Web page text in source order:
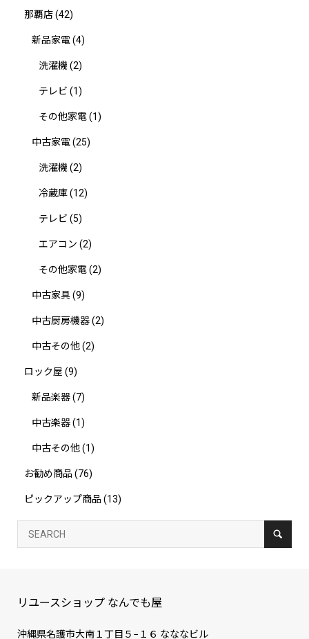
那覇店(42)
新品家電(4)
洗濯機 (2)
テレビ (1)
その他家電(1)
中古家電(25)
洗濯機 (2)
冷蔵庫(12)
テレビ (5)
エアコン (2)
その他家電(2)
中古家具(9)
中古厨房機器(2)
中古その他(2)
ロック屋 (9)
新品楽器(7)
中古楽器(1)
中古その他(1)
お勧め商品 (76)
ピックアップ商品 (13)
リユースショップ なんでも屋
沖縄県名護市大南１丁目５−１６ なななビル